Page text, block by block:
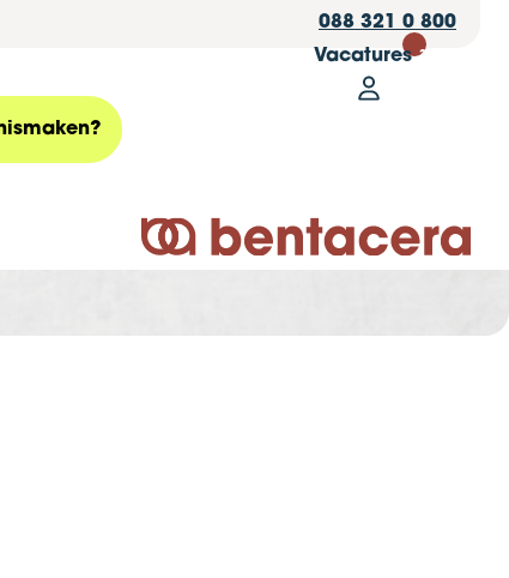
088 321 0 800
Vacatures 30
Mijn
Logo Bentacera